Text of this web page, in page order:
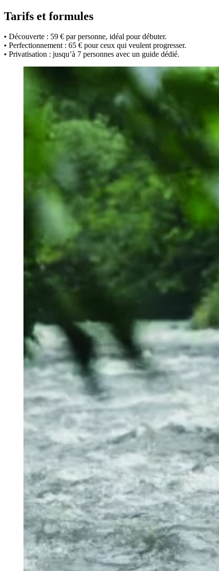
Tarifs et formules
• Découverte : 59 € par personne, idéal pour débuter.
• Perfectionnement : 65 € pour ceux qui veulent progresser.
• Privatisation : jusqu’à 7 personnes avec un guide dédié.